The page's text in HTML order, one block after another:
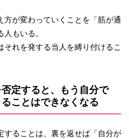
方が変わっていくことを「筋が通
もいる。
それを発する当人を縛り付けるこ
定すると、もう自分で
ことはできなくなる
することは、裏を返せば「自分が